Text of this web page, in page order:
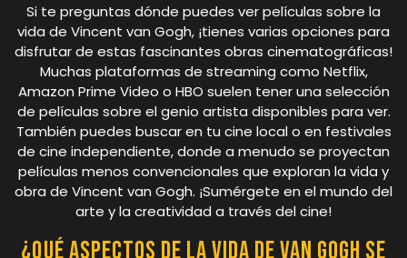
Si te preguntas dónde puedes ver películas sobre la
vida de Vincent van Gogh, ¡tienes varias opciones para
disfrutar de estas fascinantes obras cinematográficas!
Muchas plataformas de streaming como Netflix,
Amazon Prime Video o HBO suelen tener una selección
de películas sobre el genio artista disponibles para ver.
También puedes buscar en tu cine local o en festivales
de cine independiente, donde a menudo se proyectan
películas menos convencionales que exploran la vida y
obra de Vincent van Gogh. ¡Sumérgete en el mundo del
arte y la creatividad a través del cine!
¿Qué aspectos de la vida de Van Gogh se